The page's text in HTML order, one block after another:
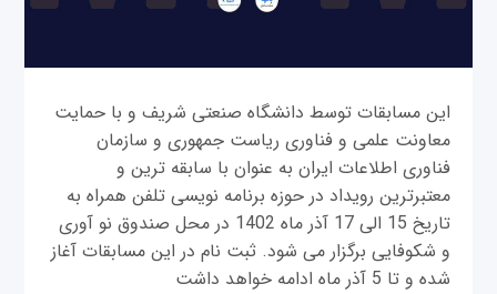
این مسابقات توسط دانشگاه صنعتی شریف و با حمایت
معاونت علمی و فناوری ریاست جمهوری و سازمان
فناوری اطلاعات ایران به عنوان با سابقه ترین و
معتبرترین رویداد در حوزه برنامه نویسی تلفن همراه به
تاریخ 15 الی 17 آذر ماه 1402 در محل صندوق نو آوری
و شکوفایی برگزار می شود. ثبت نام در این مسابقات آغاز
شده و تا 5 آذر ماه ادامه خواهد داشت